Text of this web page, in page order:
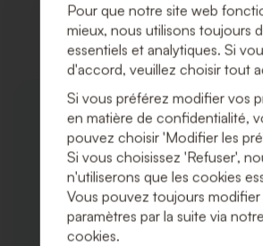
Produits
Pour que notre site web
mieux, nous utilisons toujours
essentiels et analytiques. Si
d'accord, veuillez choisir tout
Si vous préférez modifier vos
en matière de confidentialité,
pouvez choisir 'Modifier les
Si vous choisissez 'Refuser',
n'utiliserons que les cookies
Vous pouvez toujours modifier
paramètres par la suite via
cookies.